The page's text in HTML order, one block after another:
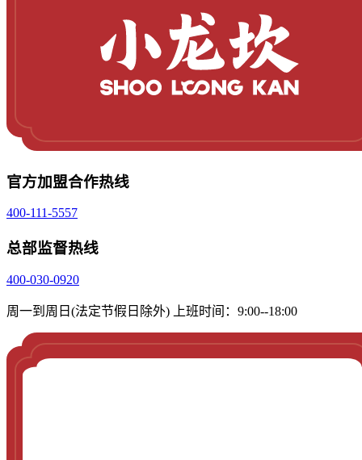
官方加盟合作热线
400-111-5557
总部监督热线
400-030-0920
周一到周日(法定节假日除外) 上班时间：9:00--18:00